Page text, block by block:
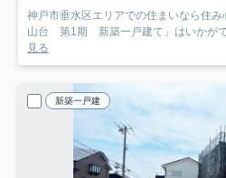
神戸市垂水区エリアでの住まいなら住
山台 第1期 新築一戸建て」はいかが
見る
新築一戸建